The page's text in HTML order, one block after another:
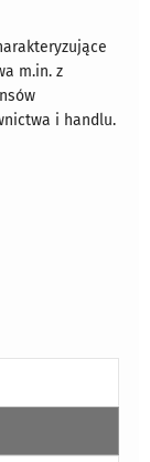
m.in. z
i handlu.